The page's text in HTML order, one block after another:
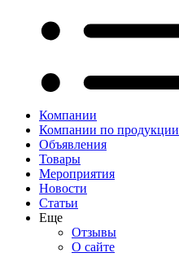
Компании
Компании по продукции
Объявления
Товары
Мероприятия
Новости
Статьи
Еще
Отзывы
О сайте